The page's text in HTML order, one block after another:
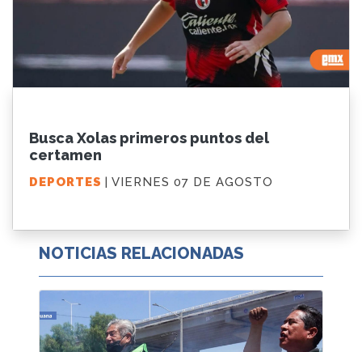
Busca Xolas primeros puntos del
certamen
DEPORTES | VIERNES 07 DE AGOSTO
NOTICIAS RELACIONADAS